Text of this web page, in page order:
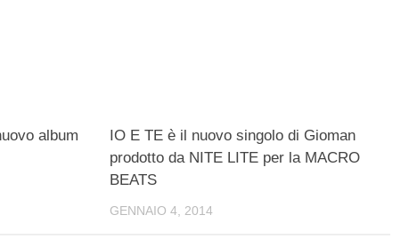
album
IO E TE è il nuovo singolo di Gioman
prodotto da NITE LITE per la MACRO
BEATS
GENNAIO 4, 2014